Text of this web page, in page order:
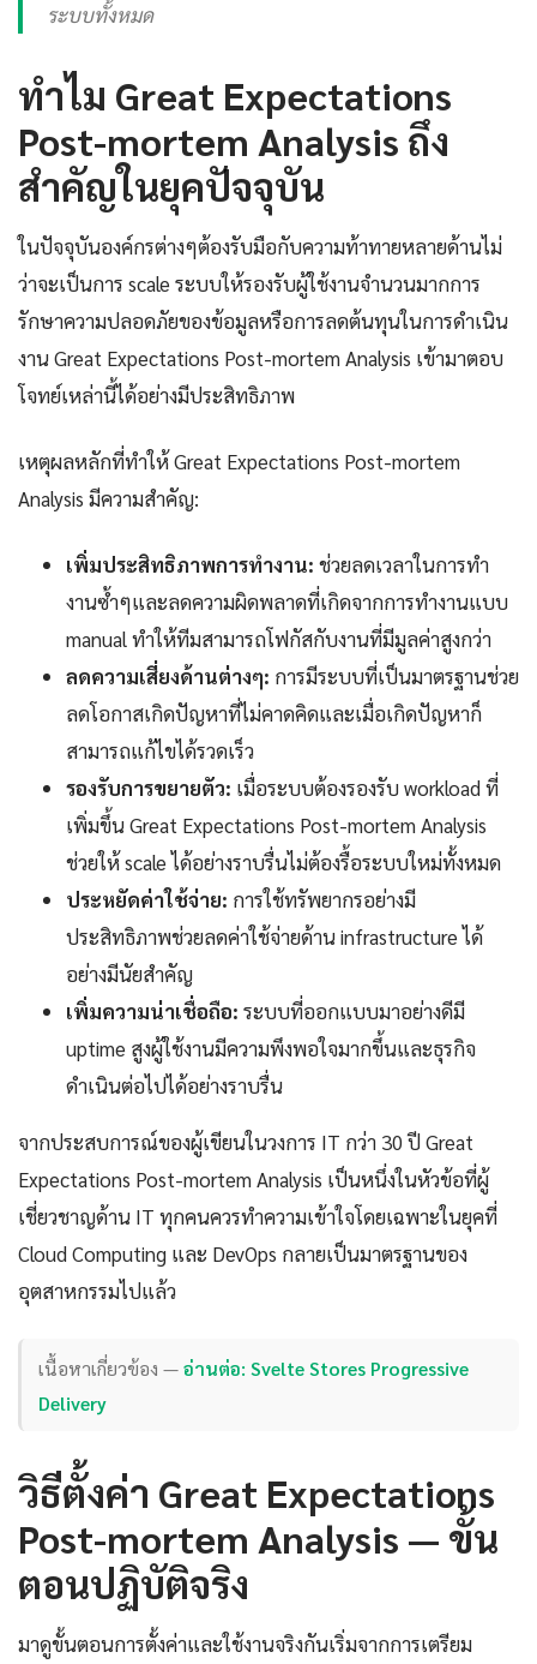
ระบบทั้งหมด
ทำไม Great Expectations
Post-mortem Analysis ถึง
สำคัญในยุคปัจจุบัน
ในปัจจุบันองค์กรต่างๆต้องรับมือกับความท้าทายหลายด้านไม่
ว่าจะเป็นการ scale ระบบให้รองรับผู้ใช้งานจำนวนมากการ
รักษาความปลอดภัยของข้อมูลหรือการลดต้นทุนในการดำเนิน
งาน Great Expectations Post-mortem Analysis เข้ามาตอบ
โจทย์เหล่านี้ได้อย่างมีประสิทธิภาพ
เหตุผลหลักที่ทำให้ Great Expectations Post-mortem
Analysis มีความสำคัญ:
เพิ่มประสิทธิภาพการทำงาน: ช่วยลดเวลาในการทำ
งานซ้ำๆและลดความผิดพลาดที่เกิดจากการทำงานแบบ
manual ทำให้ทีมสามารถโฟกัสกับงานที่มีมูลค่าสูงกว่า
ลดความเสี่ยงด้านต่างๆ: การมีระบบที่เป็นมาตรฐานช่วย
ลดโอกาสเกิดปัญหาที่ไม่คาดคิดและเมื่อเกิดปัญหาก็
สามารถแก้ไขได้รวดเร็ว
รองรับการขยายตัว: เมื่อระบบต้องรองรับ workload ที่
เพิ่มขึ้น Great Expectations Post-mortem Analysis
ช่วยให้ scale ได้อย่างราบรื่นไม่ต้องรื้อระบบใหม่ทั้งหมด
ประหยัดค่าใช้จ่าย: การใช้ทรัพยากรอย่างมี
ประสิทธิภาพช่วยลดค่าใช้จ่ายด้าน infrastructure ได้
อย่างมีนัยสำคัญ
เพิ่มความน่าเชื่อถือ: ระบบที่ออกแบบมาอย่างดีมี
uptime สูงผู้ใช้งานมีความพึงพอใจมากขึ้นและธุรกิจ
ดำเนินต่อไปได้อย่างราบรื่น
จากประสบการณ์ของผู้เขียนในวงการ IT กว่า 30 ปี Great
Expectations Post-mortem Analysis เป็นหนึ่งในหัวข้อที่ผู้
เชี่ยวชาญด้าน IT ทุกคนควรทำความเข้าใจโดยเฉพาะในยุคที่
Cloud Computing และ DevOps กลายเป็นมาตรฐานของ
อุตสาหกรรมไปแล้ว
เนื้อหาเกี่ยวข้อง —อ่านต่อ: Svelte Stores Progressive
Delivery
วิธีตั้งค่า Great Expectations
Post-mortem Analysis — ขั้น
ตอนปฏิบัติจริง
มาดูขั้นตอนการตั้งค่าและใช้งานจริงกันเริ่มจากการเตรียม